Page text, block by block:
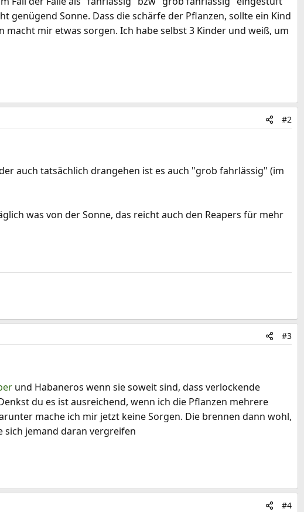
genügend Sonne. Dass die schärfe der Pflanzen, sollte ein Kind
mir etwas sorgen. Ich habe selbst 3 Kinder und weiß, um
#2
auch tatsächlich drangehen ist es auch "grob fahrlässig" (im
was von der Sonne, das reicht auch den Reapers für mehr
#3
und Habaneros wenn sie soweit sind, dass verlockende
du es ist ausreichend, wenn ich die Pflanzen mehrere
mache ich mir jetzt keine Sorgen. Die brennen dann wohl,
sich jemand daran vergreifen
#4